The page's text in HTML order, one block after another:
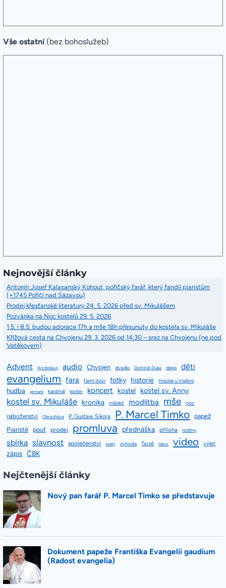
Vše ostatní (bez bohoslužeb)
Nejnovější články
Antonín Josef Kalasanský Kohout, poříčský farář, který fandil piaristům
(+1745 Poříčí nad Sázavou)
Prodej křesťanské literatury 24. 5. 2026 před sv. Mikulášem
Pozvánka na Noc kostelů 29. 5. 2026
1.5. i 8.5. budou adorace 17h a mše 18h přesunuty do kostela sv. Mikuláše
Křížová cesta na Chvojenu 29. 3. 2026 od 14:30 – sraz na Chvojenu (ne pod
Vatěkovem)
Advent Arcibiskup audio Chvojen divadlo Dominik Duka dopis děti
evangelium fara farní dvůr fotky historie Hrádek u Vlašimi
hudba jarmark kardinál klášter koncert kostel kostel sv. Anny
kostel sv. Mikuláše kronika mládež modlitba mše noc
náboženství Okrouhlice P. Gustaw Sikora P. Marcel Timko
papež
Piaristé
pouť prodej promluva přednáška příloha rodiny
sbírka slavnost společenství svatý synoda Taizé tábor video výlet
zápis ČBK
Nejčtenější články